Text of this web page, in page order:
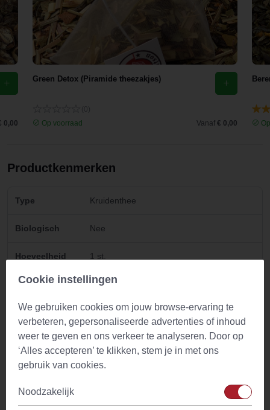
0,00
Green Detox (Piramide theezakjes)
Op voorraad
Vanaf € 0,00
Productkenmerken
Type Kruidenthee
Biologisch Nee
Hoeveelheid 1 st.
Zettijd 10 min.
Temperatuur
water
100°C
Ingredienten Buchu blad gesneden
Cookie instellingen
We gebruiken cookies om jouw browse-ervaring te
verbeteren, gepersonaliseerde advertenties of inhoud
weer te geven en ons verkeer te analyseren. Door op
‘Alles accepteren’ te klikken, stem je in met ons
gebruik van cookies.
Noodzakelijk